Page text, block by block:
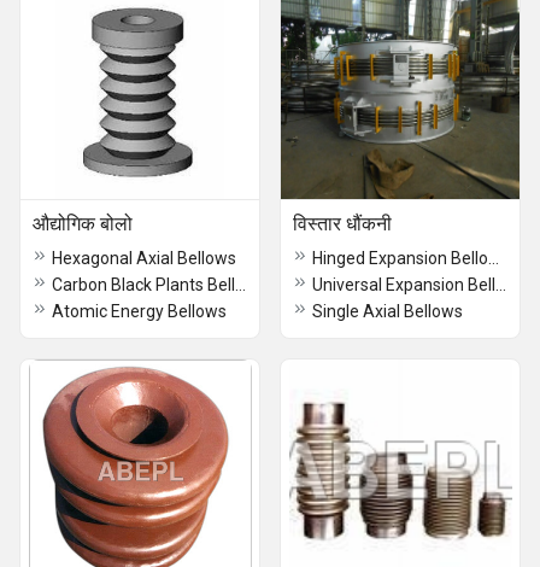
औद्योगिक बोलो
Hexagonal Axial Bellows
Atomic Energy Bellows
विस्तार धौंकनी
Single Axial Bellows